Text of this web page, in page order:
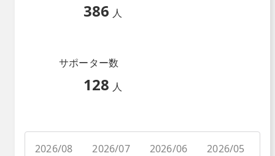
386 人
サポーター数
128 人
2026/08 2026/07 2026/06 2026/05